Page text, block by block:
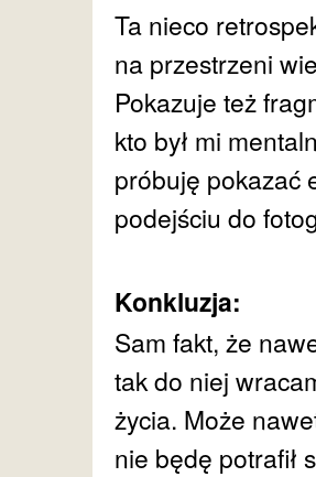
Ta nieco
na przestrzeni
Pokazuje też
kto był mi
próbuję pokazać
podejściu do
Konkluzja:
Sam fakt, że
tak do niej
życia. Może
nie będę potrafił